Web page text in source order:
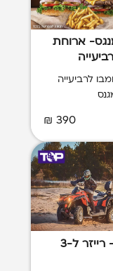
ארוחת
לרביעייה
390 ₪
טופ 94 - רייזר ל-3